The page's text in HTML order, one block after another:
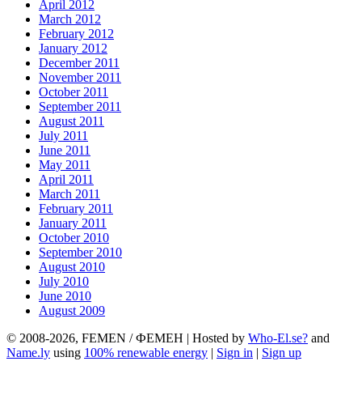
April 2012
March 2012
February 2012
January 2012
December 2011
November 2011
October 2011
September 2011
August 2011
July 2011
June 2011
May 2011
April 2011
March 2011
February 2011
January 2011
October 2010
September 2010
August 2010
July 2010
June 2010
August 2009
© 2008-2026, FEMEN / ФЕМЕН | Hosted by Who-El.se? and
Name.ly using 100% renewable energy | Sign in | Sign up